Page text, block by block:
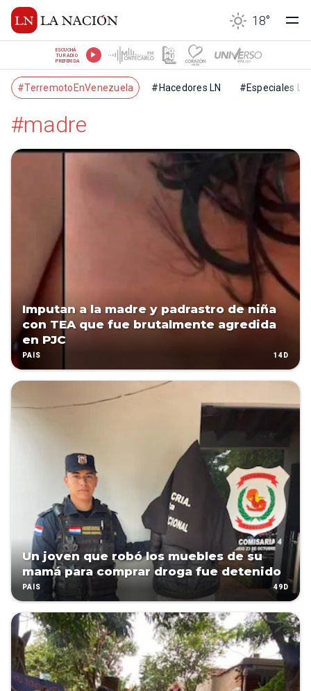
18°
ESCUCHÁ
TU RADIO
PREFERIDA
#TerremotoEnVenezuela #Hacedores LN #Especiales LN
#madre
Imputan a la madre y padrastro de niña
con TEA que fue brutalmente agredida
en PJC
PAÍS 14D
Un joven que robó los muebles de su
mamá para comprar droga fue detenido
PAÍS 49D